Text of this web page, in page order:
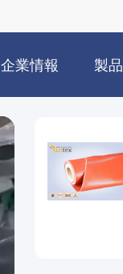
企業情報 製品